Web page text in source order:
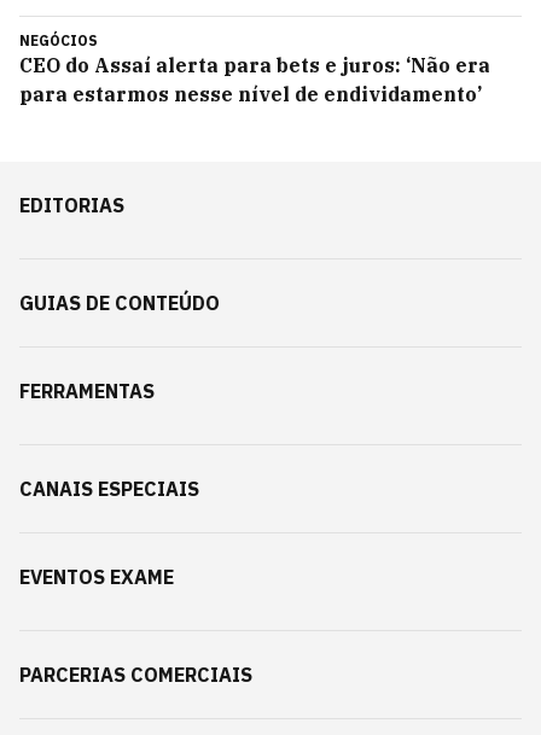
NEGÓCIOS
CEO do Assaí alerta para bets e juros: ‘Não era
para estarmos nesse nível de endividamento’
EDITORIAS
GUIAS DE CONTEÚDO
FERRAMENTAS
CANAIS ESPECIAIS
EVENTOS EXAME
PARCERIAS COMERCIAIS